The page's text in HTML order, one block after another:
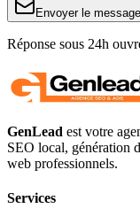
Envoyer le message
Réponse sous 24h
GenLead est votre
SEO local, génération
web professionnels.
Services